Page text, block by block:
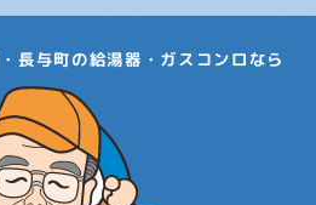
長与町の給湯器・ガスコンロなら